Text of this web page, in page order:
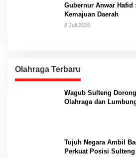
Gubernur Anwar
Kemajuan Daerah
8 Juli 2026
Olahraga Terbaru
Wagub Sulteng
Olahraga dan
Tujuh Negara Ambil
Perkuat Posisi